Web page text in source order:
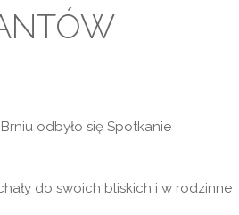
odbyło się Spotkanie
do swoich bliskich i w rodzinne